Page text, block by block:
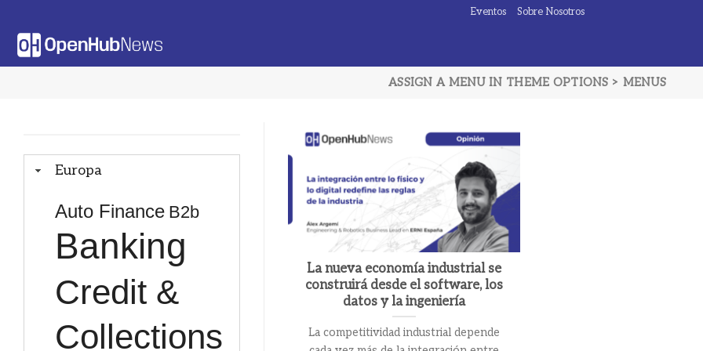
contenido
Eventos Sobre Nosotros
ASSIGN A MENU IN THEME OPTIONS > MENUS
Europa
Auto Finance B2b
Banking
Credit &
Collections
La nueva economía industrial se
construirá desde el software, los
datos y la ingeniería
La competitividad industrial depende